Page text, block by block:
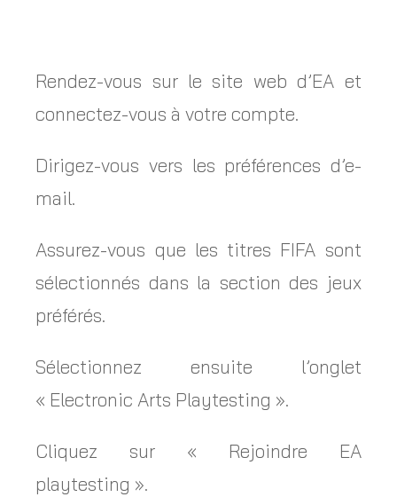
Rendez-vous sur le site web d’EA et
connectez-vous à votre compte.
Dirigez-vous vers les préférences d’e-
mail.
Assurez-vous que les titres FIFA sont
sélectionnés dans la section des jeux
préférés.
Sélectionnez ensuite l’onglet
« Electronic Arts Playtesting ».
Cliquez sur « Rejoindre EA
playtesting ».